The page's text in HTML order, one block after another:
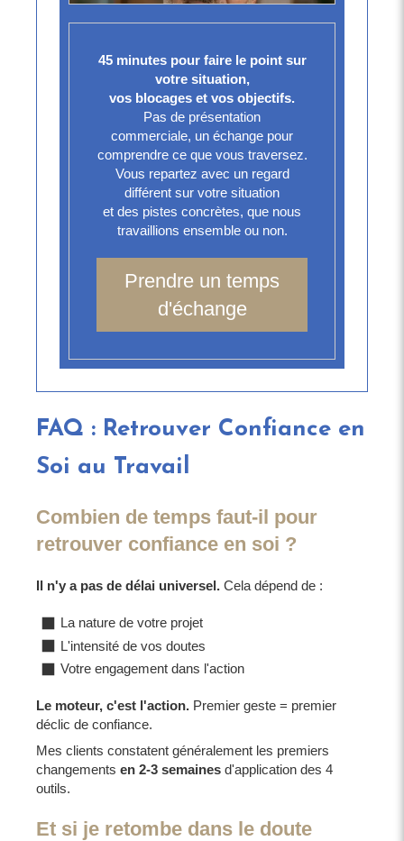
45 minutes pour faire le point sur
votre situation,
vos blocages et vos objectifs.
Pas de présentation
commerciale, un échange pour
comprendre ce que vous traversez.
Vous repartez avec un regard
différent sur votre situation
et des pistes concrètes, que nous
travaillions ensemble ou non.
Prendre un temps
d'échange
FAQ : Retrouver Confiance en
Soi au Travail
Combien de temps faut-il pour
retrouver confiance en soi ?
Il n'y a pas de délai universel. Cela dépend de :
La nature de votre projet
L'intensité de vos doutes
Votre engagement dans l'action
Le moteur, c'est l'action. Premier geste = premier
déclic de confiance.
Mes clients constatent généralement les premiers
changements en 2-3 semaines d'application des 4
outils.
Et si je retombe dans le doute